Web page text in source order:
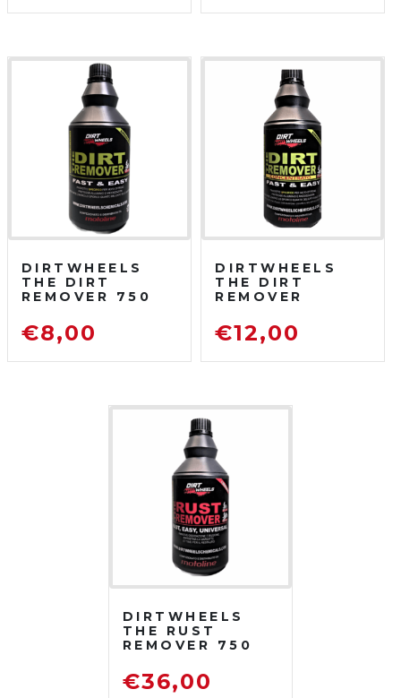
DIRTWHEELS
THE DIRT
REMOVER 750
SGRASSATORE
DETERGENTE
€8,00
DIRTWHEELS
THE DIRT
REMOVER
750 ML
SGRASSATORE
€12,00
DIRTWHEELS
THE RUST
REMOVER 750
DISOSSIDANTE
RIMUOVI
€36,00